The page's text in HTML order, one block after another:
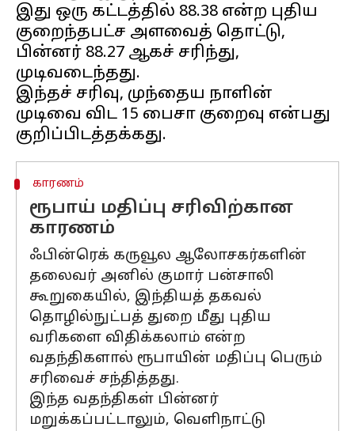
இது ஒரு கட்டத்தில் ₹88.38 என்ற புதிய
குறைந்தபட்ச அளவைத் தொட்டு,
பின்னர் ₹88.27 ஆகச் சரிந்து,
முடிவடைந்தது.
இந்தச் சரிவு, முந்தைய நாளின்
முடிவை விட 15 பைசா குறைவு என்பது
காரணம்
ரூபாய் மதிப்பு சரிவிற்கான
காரணம்
ஃபின்ரெக் கருவூல ஆலோசகர்களின்
தலைவர் அனில் குமார் பன்சாலி
கூறுகையில், இந்தியத் தகவல்
தொழில்நுட்பத் துறை மீது புதிய
வரிகளை விதிக்கலாம் என்ற
வதந்திகளால் ரூபாயின் மதிப்பு பெரும்
சரிவைச் சந்தித்தது.
இந்த வதந்திகள் பின்னர்
மறுக்கப்பட்டாலும், வெளிநாட்டு